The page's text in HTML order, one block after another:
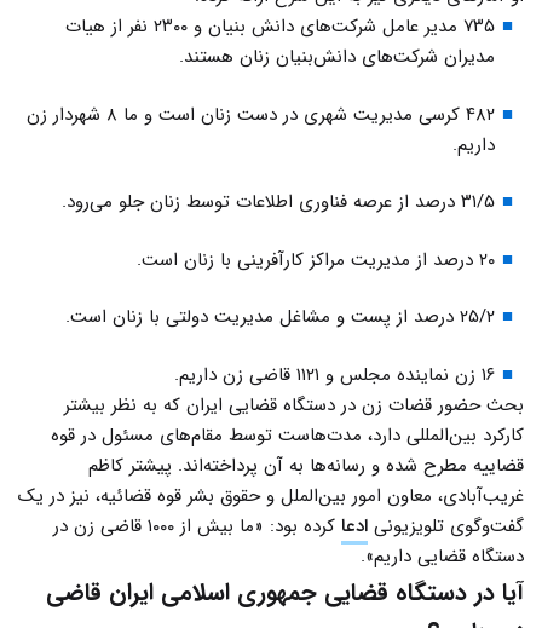
۷۳۵ مدیر عامل شرکت‌های دانش بنیان و ۲۳۰۰ نفر از هیات
مدیران شرکت‌های دانش‌بنیان زنان هستند.
۴۸۲ کرسی مدیریت شهری در دست زنان است و ما ۸ شهردار زن
داریم.
۳۱/۵ درصد از عرصه فناوری اطلاعات توسط زنان جلو می‌رود.
۲۰ درصد از مدیریت مراکز کارآفرینی با زنان است.
۲۵/۲ درصد از پست و مشاغل مدیریت دولتی با زنان است.
۱۶ زن نماینده مجلس و ۱۱۲۱ قاضی زن داریم.
بحث حضور قضات زن در دستگاه قضایی ایران که به نظر بیشتر
کارکرد بین‌المللی دارد، مدت‌هاست توسط مقام‌های مسئول در قوه
قضاییه مطرح شده و رسانه‌ها به آن پرداخته‌اند. پیشتر کاظم
غریب‌آبادی، معاون امور بین‌الملل و حقوق بشر قوه قضائیه، نیز در یک
گفت‌وگوی تلویزیونی ادعا
کرده بود: «ما بیش از ۱۰۰۰ قاضی زن در
دستگاه قضایی داریم».
آیا در دستگاه قضایی جمهوری اسلامی ایران قاضی